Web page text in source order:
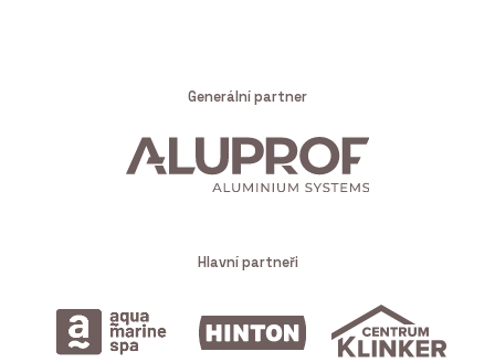
Generální partner
Hlavní partneři